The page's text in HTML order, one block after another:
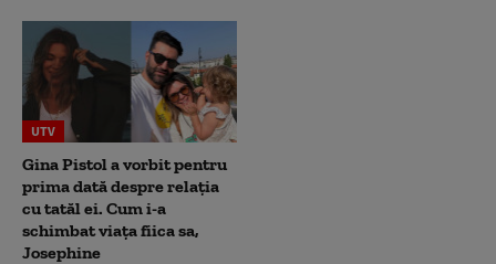
UTV
Gina Pistol a vorbit pentru
prima dată despre relația
cu tatăl ei. Cum i-a
schimbat viața fiica sa,
Josephine